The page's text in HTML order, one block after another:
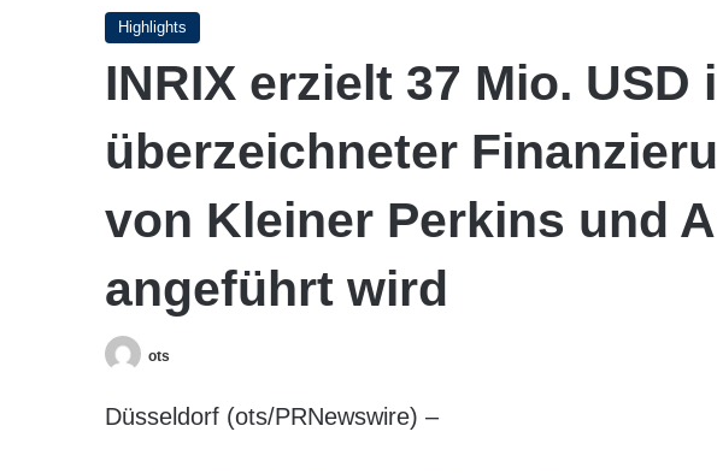
Highlights
INRIX erzielt 37 Mio. USD
überzeichneter
von Kleiner Perkins und
angeführt wird
ots
Düsseldorf (ots/PRNewswire) –